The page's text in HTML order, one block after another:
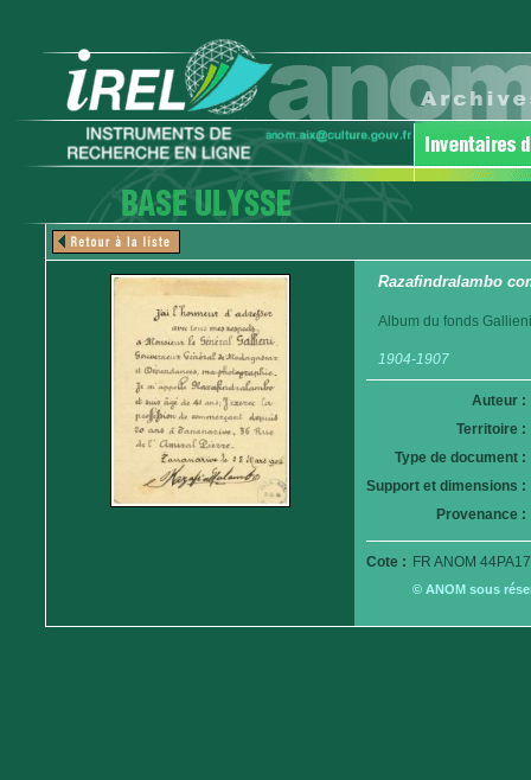
Razafindralambo
Album du fonds
1904-1907
Auteur :
Territoire :
Type de document :
Support et dimensions :
Provenance :
Cote : FR ANOM
© ANOM sous